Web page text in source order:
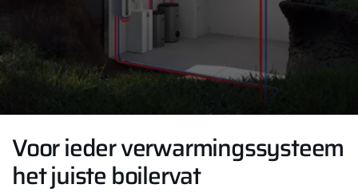
Voor ieder verwarmingssysteem
het juiste boilervat